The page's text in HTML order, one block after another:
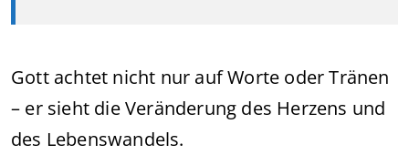
Gott achtet nicht nur auf Worte oder Tränen
– er sieht die Veränderung des Herzens und
des Lebenswandels.